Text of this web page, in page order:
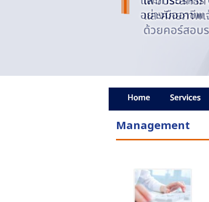
Management